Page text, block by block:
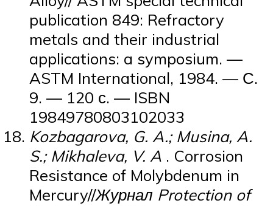
publication 849: Refractory
metals and their industrial
applications: a symposium. —
ASTM International, 1984. — С.
9. — 120 с. — ISBN
19849780803102033
Kozbagarova, G. A.; Musina, A.
S.; Mikhaleva, V. A . Corrosion
Resistance of Molybdenum in
Mercury//Журнал Protection of